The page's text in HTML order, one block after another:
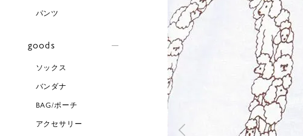
パンツ
goods
ソックス
バンダナ
BAG/ポーチ
アクセサリー